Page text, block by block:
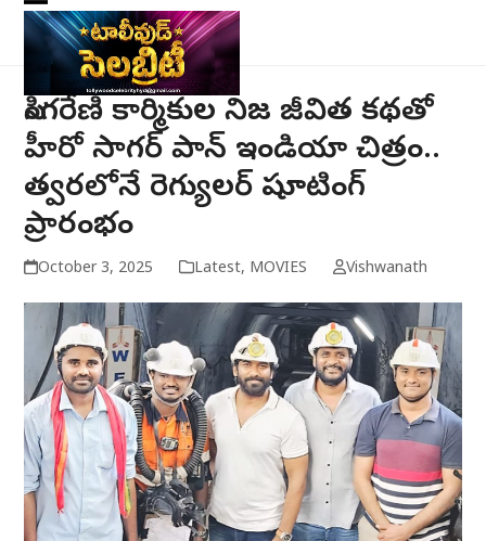
Skip
content
Open
mobile
menu
Close
mobile
menu
సింగరేణి కార్మికుల నిజ జీవిత కథతో
హీరో సాగర్ పాన్ ఇండియా చిత్రం..
త్వరలోనే రెగ్యులర్ షూటింగ్
ప్రారంభం
October 3, 2025 Latest, MOVIES Vishwanath